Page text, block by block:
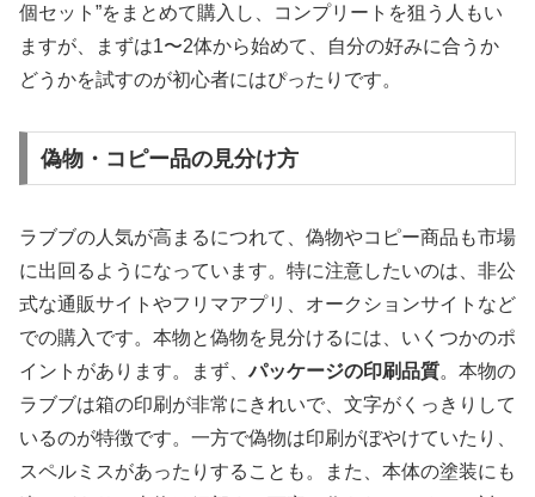
個セット”をまとめて購入し、コンプリートを狙う人もい
ますが、まずは1〜2体から始めて、自分の好みに合うか
どうかを試すのが初心者にはぴったりです。
偽物・コピー品の見分け方
ラブブの人気が高まるにつれて、偽物やコピー商品も市場
に出回るようになっています。特に注意したいのは、非公
式な通販サイトやフリマアプリ、オークションサイトなど
での購入です。本物と偽物を見分けるには、いくつかのポ
イントがあります。まず、パッケージの印刷品質。本物の
ラブブは箱の印刷が非常にきれいで、文字がくっきりして
いるのが特徴です。一方で偽物は印刷がぼやけていたり、
スペルミスがあったりすることも。また、本体の塗装にも